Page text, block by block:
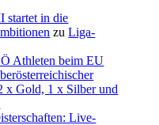
startet in die
zuLiga-
Athleten beim EU
x Gold, 1 x Silber und
Live-